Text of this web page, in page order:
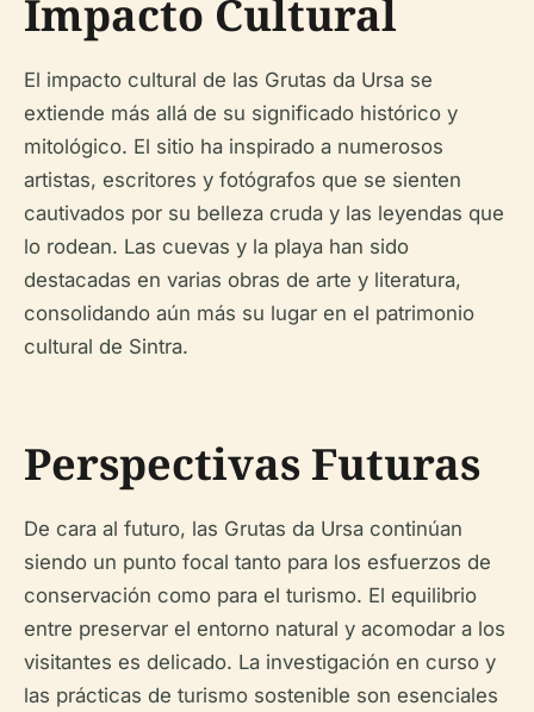
Impacto Cultural
El impacto cultural de las Grutas da Ursa se
extiende más allá de su significado histórico y
mitológico. El sitio ha inspirado a numerosos
artistas, escritores y fotógrafos que se sienten
cautivados por su belleza cruda y las leyendas que
lo rodean. Las cuevas y la playa han sido
destacadas en varias obras de arte y literatura,
consolidando aún más su lugar en el patrimonio
cultural de Sintra.
Perspectivas Futuras
De cara al futuro, las Grutas da Ursa continúan
siendo un punto focal tanto para los esfuerzos de
conservación como para el turismo. El equilibrio
entre preservar el entorno natural y acomodar a los
visitantes es delicado. La investigación en curso y
las prácticas de turismo sostenible son esenciales